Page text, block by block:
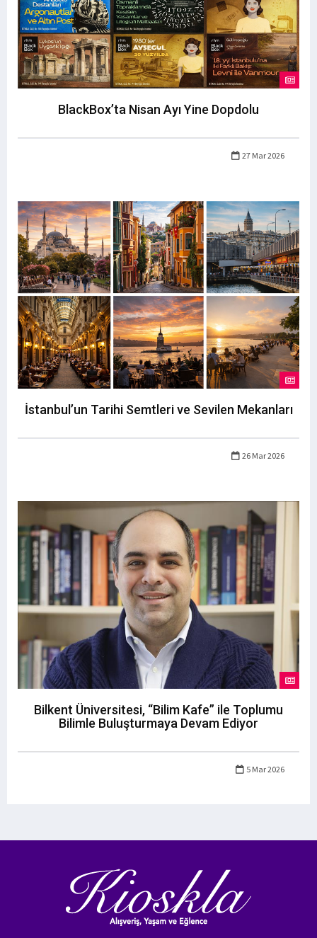
BlackBox’ta Nisan Ayı Yine Dopdolu
27 Mar 2026
İstanbul’un Tarihi Semtleri ve Sevilen Mekanları
26 Mar 2026
Bilkent Üniversitesi, “Bilim Kafe” ile Toplumu
Bilimle Buluşturmaya Devam Ediyor
5 Mar 2026